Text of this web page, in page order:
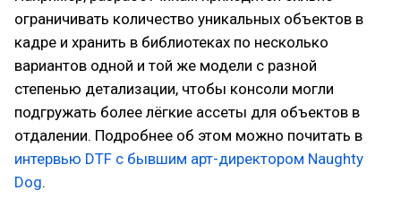
ограничивать количество уникальных объектов в
кадре и хранить в библиотеках по несколько
вариантов одной и той же модели с разной
степенью детализации, чтобы консоли могли
подгружать более лёгкие ассеты для объектов в
отдалении. Подробнее об этом можно почитать в
интервью DTF с бывшим арт-директором Naughty
Dog.